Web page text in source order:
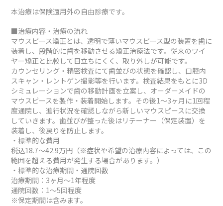
本治療は保険適用外の自由診療です。
■治療内容・治療の流れ
マウスピース矯正とは、透明で薄いマウスピース型の装置を歯に
装着し、段階的に歯を移動させる矯正治療法です。従来のワイ
ヤー矯正と比較して目立ちにくく、取り外しが可能です。
カウンセリング・精密検査にて歯並びの状態を確認し、口腔内
スキャン・レントゲン撮影等を行います。検査結果をもとに3D
シミュレーションで歯の移動計画を立案し、オーダーメイドの
マウスピースを製作・装着開始します。その後1～3ヶ月に1回程
度通院し、進行状況を確認しながら新しいマウスピースに交換
していきます。歯並びが整った後はリテーナー（保定装置）を
装着し、後戻りを防止します。
・標準的な費用
税込18.7～42.9万円（※症状や希望の治療内容によっては、この
範囲を超える費用が発生する場合があります。）
・標準的な治療期間・通院回数
治療期間：3ヶ月～1年程度
通院回数：1～5回程度
※保定期間は含みます。